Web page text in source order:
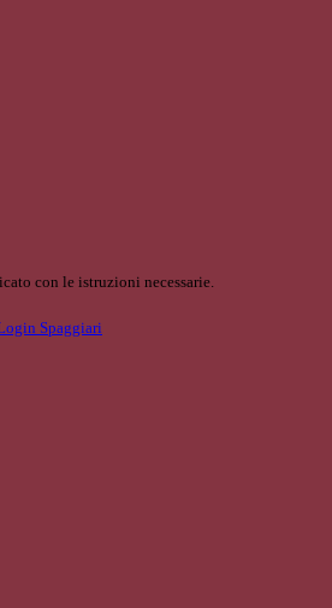
con le istruzioni necessarie.
Spaggiari